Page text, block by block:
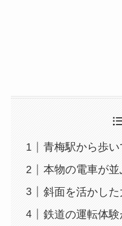
青梅駅から歩
本物の電車が
斜面を活かし
鉄道の運転体